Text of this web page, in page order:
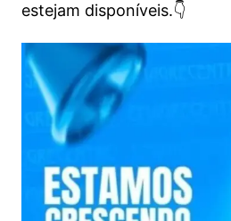
estejam disponíveis.👇